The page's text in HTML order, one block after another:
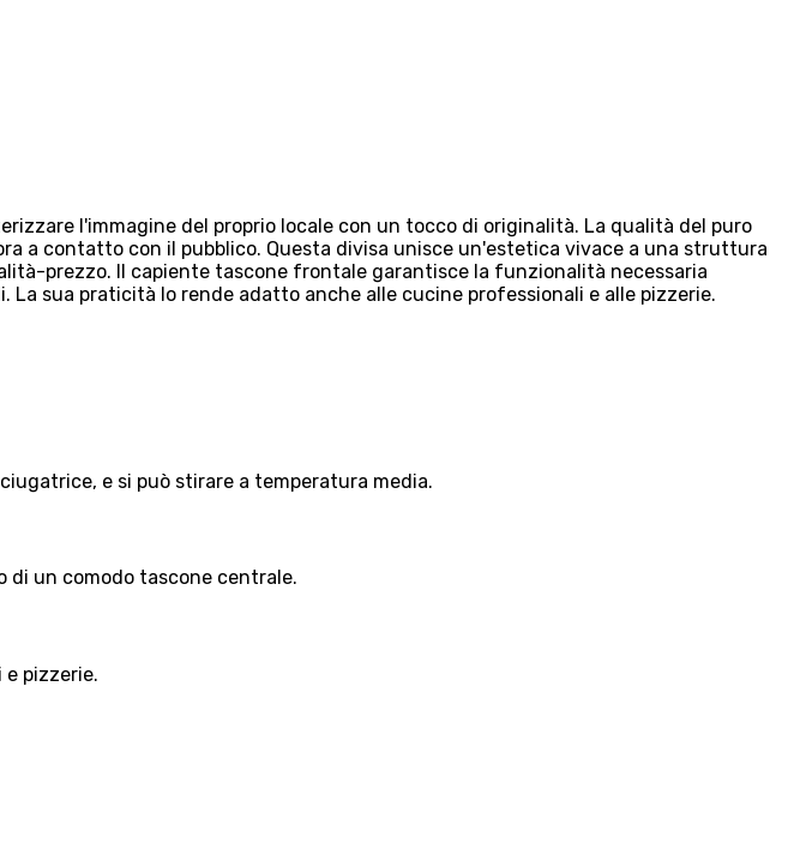
l'immagine del proprio locale con un tocco di originalità. La qualità del puro
a contatto con il pubblico. Questa divisa unisce un'estetica vivace a una struttura
prezzo. Il capiente tascone frontale garantisce la funzionalità necessaria
La sua praticità lo rende adatto anche alle cucine professionali e alle pizzerie.
e si può stirare a temperatura media.
di un comodo tascone centrale.
pizzerie.